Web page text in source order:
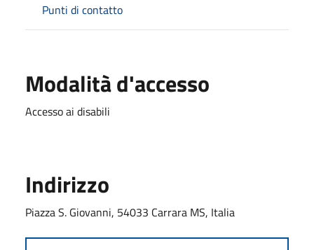
Punti di contatto
Modalità d'accesso
Accesso ai disabili
Indirizzo
Piazza S. Giovanni, 54033 Carrara MS, Italia